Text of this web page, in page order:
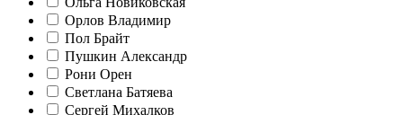
Орлов Владимир
Пол Брайт
Пушкин Александр
Рони Орен
Светлана Батяева
Сергей Михалков